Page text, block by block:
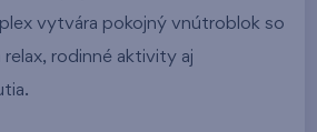
vytvára pokojný vnútroblok so
relax, rodinné aktivity aj